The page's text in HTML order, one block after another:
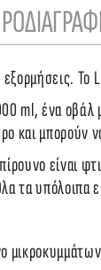
εξορμήσεις.
ml, ένα
και
είναι
τα υπόλοιπα
μικροκυμμάτων